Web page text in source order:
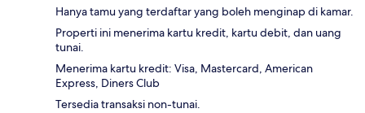
Hanya tamu yang terdaftar yang boleh menginap di kamar.
Properti ini menerima kartu kredit, kartu debit, dan uang
tunai.
Menerima kartu kredit: Visa, Mastercard, American
Express, Diners Club
Tersedia transaksi non-tunai.